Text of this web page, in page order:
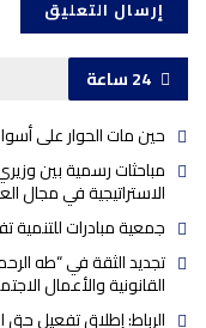
24 ساعة
حين مات الحوار على
مباحثات رسمية بين
الاستراتيجية في مجال
جمعية مبادرات للتنمية
تجديد الثقة في “طه
القانونية والأعمال
الرباط: إطلاق تفعيل